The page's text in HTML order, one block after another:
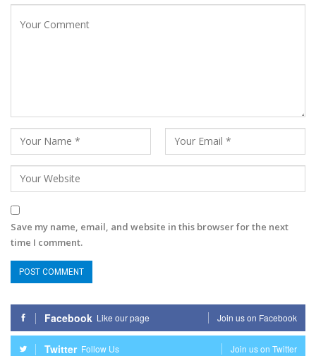
Save my name, email, and website in this browser for the next
time I comment.
Facebook Like our page Join us on Facebook
Twitter Follow Us Join us on Twitter